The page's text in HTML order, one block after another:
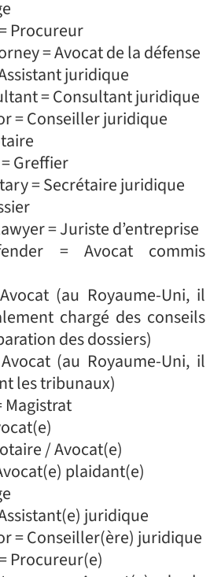
Procureur
= Avocat de la défense
juridique
= Consultant juridique
= Conseiller juridique
Greffier
= Secrétaire juridique
= Juriste d’entreprise
= Avocat commis
(au Royaume-Uni, il
chargé des conseils
des dossiers)
(au Royaume-Uni, il
les tribunaux)
Magistrat
/ Avocat(e)
plaidant(e)
juridique
= Conseiller(ère) juridique
Procureur(e)